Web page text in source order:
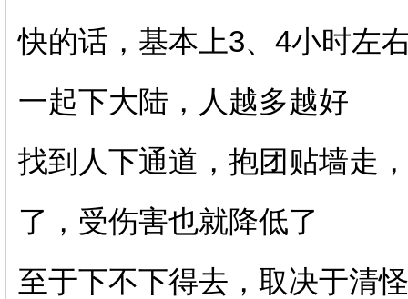
快的话，基本上3、4小时左
一起下大陆，人越多越好
找到人下通道，抱团贴墙走
了，受伤害也就降低了
至于下不下得去，取决于清